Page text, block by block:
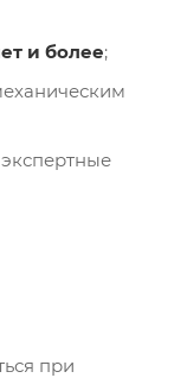
и более;
при